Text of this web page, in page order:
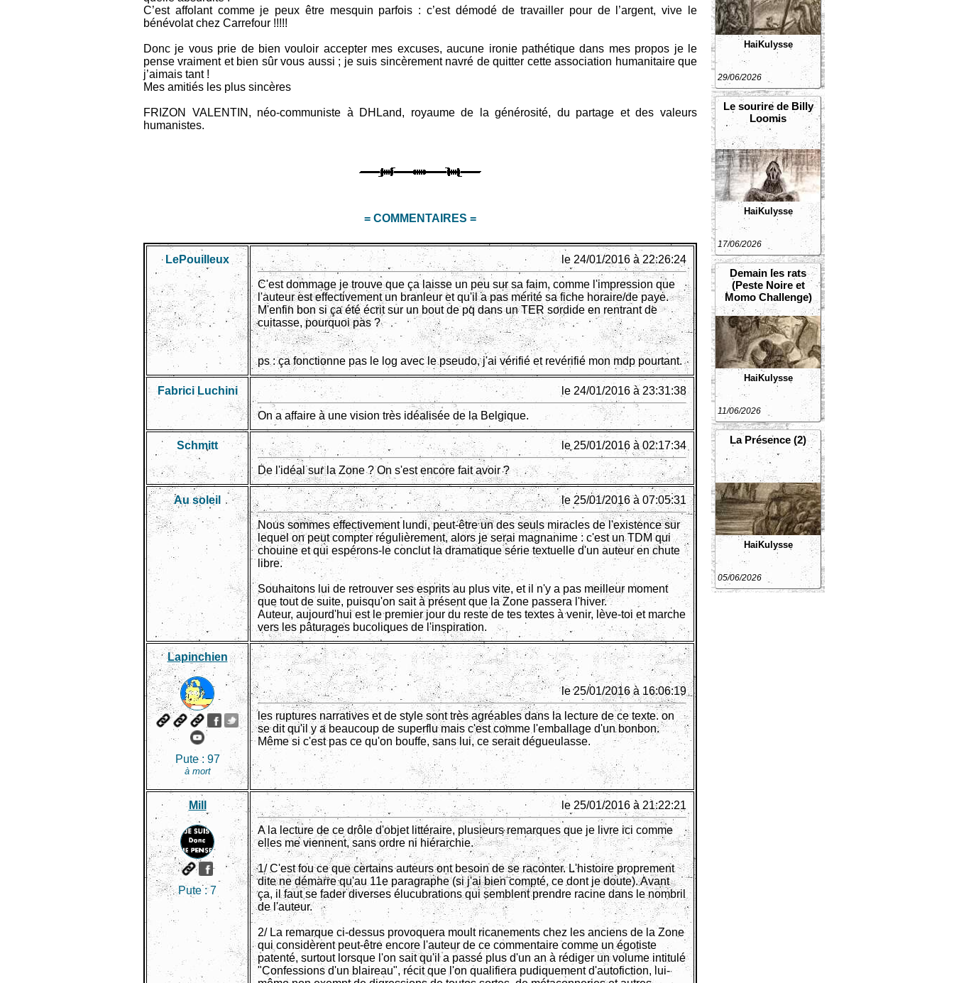
HaiKulysse
29/06/2026
Le sourire de Billy
Loomis
HaiKulysse
17/06/2026
Demain les rats
(Peste Noire et
Momo Challenge)
HaiKulysse
11/06/2026
La Présence (2)
HaiKulysse
05/06/2026
C’est affolant comme je peux être mesquin parfois : c’est démodé de travailler pour de l’argent, vive le
bénévolat chez Carrefour !!!!!
Donc je vous prie de bien vouloir accepter mes excuses, aucune ironie pathétique dans mes propos je le
pense vraiment et bien sûr vous aussi ; je suis sincèrement navré de quitter cette association humanitaire que
j’aimais tant !
Mes amitiés les plus sincères
FRIZON VALENTIN, néo-communiste à DHLand, royaume de la générosité, du partage et des valeurs
humanistes.
= COMMENTAIRES =
LePouiIleux le 24/01/2016 à 22:26:24
C'est dommage je trouve que ça laisse un peu sur sa faim, comme l'impression que
l'auteur est effectivement un branleur et qu'il a pas mérité sa fiche horaire/de paye.
M'enfin bon si ça été écrit sur un bout de pq dans un TER sordide en rentrant de
cuitasse, pourquoi pas ?
ps : ça fonctionne pas le log avec le pseudo, j'ai vérifié et revérifié mon mdp pourtant.
Fabrici Luchini le 24/01/2016 à 23:31:38
On a affaire à une vision très idéalisée de la Belgique.
Schmitt le 25/01/2016 à 02:17:34
De l'idéal sur la Zone ? On s'est encore fait avoir ?
Au soleil le 25/01/2016 à 07:05:31
Nous sommes effectivement lundi, peut-être un des seuls miracles de l'existence sur
lequel on peut compter régulièrement, alors je serai magnanime : c'est un TDM qui
chouine et qui espérons-le conclut la dramatique série textuelle d'un auteur en chute
libre.
Souhaitons lui de retrouver ses esprits au plus vite, et il n'y a pas meilleur moment
que tout de suite, puisqu'on sait à présent que la Zone passera l'hiver.
Auteur, aujourd'hui est le premier jour du reste de tes textes à venir, lève-toi et marche
vers les pâturages bucoliques de l'inspiration.
Lapinchien
Pute : 97
à mort
le 25/01/2016 à 16:06:19
les ruptures narratives et de style sont très agréables dans la lecture de ce texte. on
se dit qu'il y a beaucoup de superflu mais c'est comme l'emballage d'un bonbon.
Même si c'est pas ce qu'on bouffe, sans lui, ce serait dégueulasse.
Mill
Pute :7
le 25/01/2016 à 21:22:21
A la lecture de ce drôle d'objet littéraire, plusieurs remarques que je livre ici comme
elles me viennent, sans ordre ni hiérarchie.
1/ C'est fou ce que certains auteurs ont besoin de se raconter. L'histoire proprement
dite ne démarre qu'au 11e paragraphe (si j'ai bien compté, ce dont je doute). Avant
ça, il faut se fader diverses élucubrations qui semblent prendre racine dans le nombril
de l'auteur.
2/ La remarque ci-dessus provoquera moult ricanements chez les anciens de la Zone
qui considèrent peut-être encore l'auteur de ce commentaire comme un égotiste
patenté, surtout lorsque l'on sait qu'il a passé plus d'un an à rédiger un volume intitulé
"Confessions d'un blaireau", récit que l'on qualifiera pudiquement d'autofiction, lui-